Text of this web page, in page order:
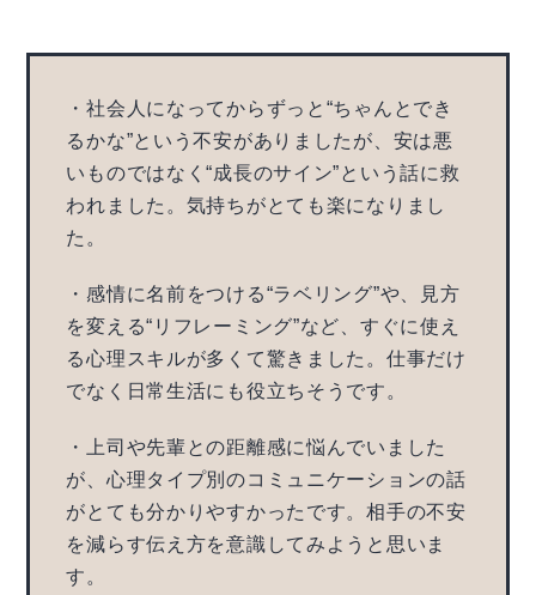
・社会人になってからずっと“ちゃんとでき
るかな”という不安がありましたが、安は悪
いものではなく“成長のサイン”という話に救
われました。気持ちがとても楽になりまし
た。
・感情に名前をつける“ラベリング”や、見方
を変える“リフレーミング”など、すぐに使え
る心理スキルが多くて驚きました。仕事だけ
でなく日常生活にも役立ちそうです。
・上司や先輩との距離感に悩んでいました
が、心理タイプ別のコミュニケーションの話
がとても分かりやすかったです。相手の不安
を減らす伝え方を意識してみようと思いま
す。